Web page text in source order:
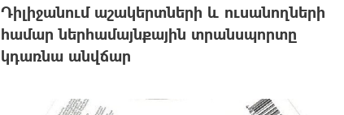
Դիլիջանում աշակերտների և ուսանողների
համար ներհամայնքային տրանսպորտը
կդառնա անվճար